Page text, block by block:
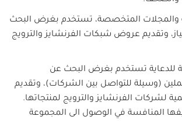
والمجلات المتخصصة، تستخدم بغرض البحث
وتقديم عروض شبكات الفرنشايز والترويج
للدعاية تستخدم بغرض البحث عن
(وسيلة للتواصل بين الشركات)، وتقديم
لشركات الفرنشايز والترويج لمنتجاتها.
المنافسة في الوصول الى المجموعة